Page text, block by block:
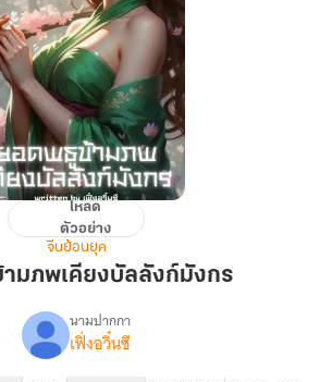
โหลด
ตัวอย่าง
จีนย้อนยุค
มภพเคียงบัลลังก์มังกร
เรื่อง
นามปากกา
เฟิ่งอวิ๋นซี